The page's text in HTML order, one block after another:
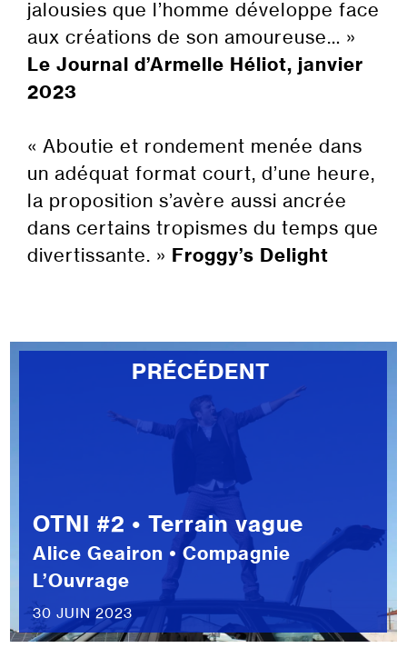
jalousies que l’homme développe face
aux créations de son amoureuse… »
Le Journal d’Armelle Héliot, janvier
2023
« Aboutie et rondement menée dans
un adéquat format court, d’une heure,
la proposition s’avère aussi ancrée
dans certains tropismes du temps que
divertissante. » Froggy’s Delight
PRÉCÉDENT
OTNI #2 • Terrain vague
Alice Geairon • Compagnie
L’Ouvrage
30 JUIN 2023